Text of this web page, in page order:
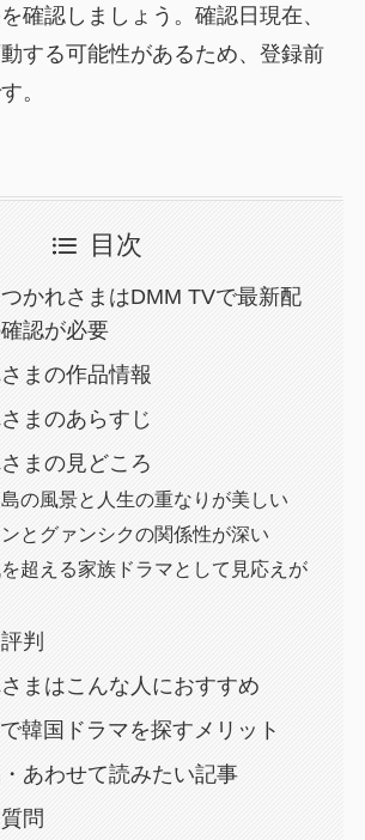
確認しましょう。確認日現在、
する可能性があるため、登録前
。
目次
かれさまはDMM TVで最新配
認が必要
まの作品情報
まのあらすじ
まの見どころ
の風景と人生の重なりが美しい
とグァンシクの関係性が深い
超える家族ドラマとして見応えが
判
まはこんな人におすすめ
韓国ドラマを探すメリット
あわせて読みたい記事
問